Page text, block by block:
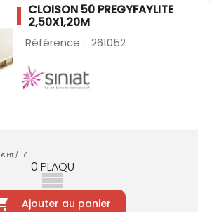
CLOISON 50 PREGYFAYLITE
2,50X1,20M
Référence : 261052
€ HT / m2
0 PLAQU
Ajouter au panier